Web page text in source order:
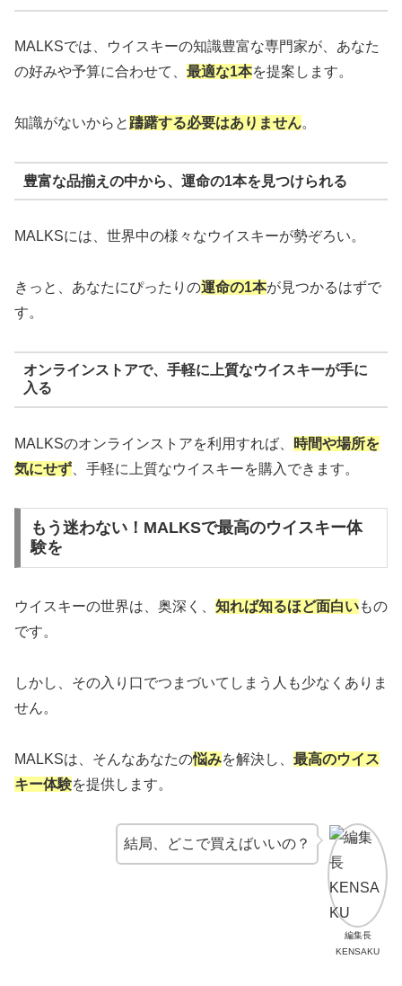
MALKSでは、ウイスキーの知識豊富な専門家が、あなた
の好みや予算に合わせて、 最適な1本を提案します。
知識がないからと 躊躇する必要はありません。
豊富な品揃えの中から、運命の1本を見つけられる
MALKSには、世界中の様々なウイスキーが勢ぞろい。
きっと、あなたにぴったりの運命の1本が見つかるはずで
す。
オンラインストアで、手軽に上質なウイスキーが手に
入る
MALKSのオンラインストアを利用すれば、
時間や場所を
気にせず 、手軽に上質なウイスキーを購入できます。
もう迷わない！MALKSで最高のウイスキー体
験を
ウイスキーの世界は、奥深く、 知れば知るほど面白いもの
です。
しかし、その入り口でつまづいてしまう人も少なくありま
せん。
MALKSは、そんなあなたの悩みを解決し、 最高のウイス
キー体験を提供します。
編集長
KENSAKU
結局、どこで買えばいいの？